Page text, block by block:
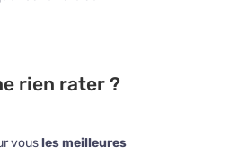
rien rater ?
vousles meilleures